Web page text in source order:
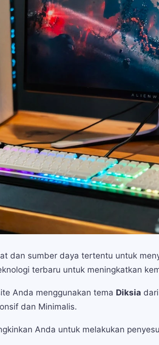
dan sumber daya tertentu untuk
terbaru untuk meningkatkan
Anda menggunakan tema Diksia
dan Minimalis.
Anda untuk melakukan